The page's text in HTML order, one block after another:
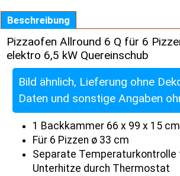
Beschreibung
Pizzaofen Allround 6 Q für 6
elektro 6,5 kW Quereinschub
Bild ähnlich, Lieferung ohne
Daten und sonstige Angaben
1 Backkammer 66 x 99 x 15 cm
Für 6 Pizzen ø 33 cm
Separate Temperaturkontrolle
Unterhitze durch Thermostat